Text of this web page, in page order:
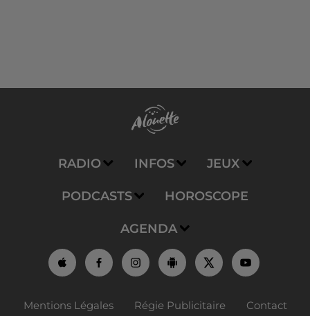
RADIO INFOS JEUX
PODCASTS HOROSCOPE
AGENDA
Mentions Légales Régie Publicitaire Contact